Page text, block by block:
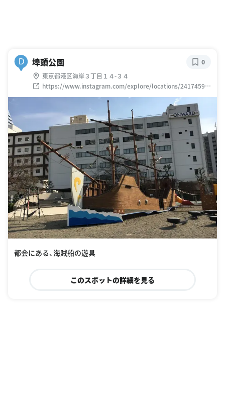
D 埠頭公園
東京都港区海岸３丁目１４-３４
https://www.instagram.com/explore/locations/24174597
8
0
都会にある、海賊船の遊具
このスポットの詳細を見る